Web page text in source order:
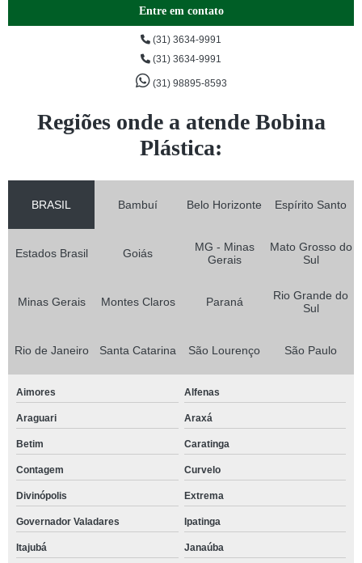
Entre em contato
(31) 3634-9991
(31) 3634-9991
(31) 98895-8593
Regiões onde a atende Bobina
Plástica:
BRASIL Bambuí Belo Horizonte Espírito Santo
Estados Brasil Goiás
MG - Minas
Gerais
Mato Grosso do
Sul
Minas Gerais Montes Claros Paraná
Rio Grande do
Sul
Rio de Janeiro Santa Catarina São Lourenço São Paulo
Aimores Alfenas
Araguari Araxá
Betim Caratinga
Contagem Curvelo
Divinópolis Extrema
Governador Valadares Ipatinga
Itajubá Janaúba